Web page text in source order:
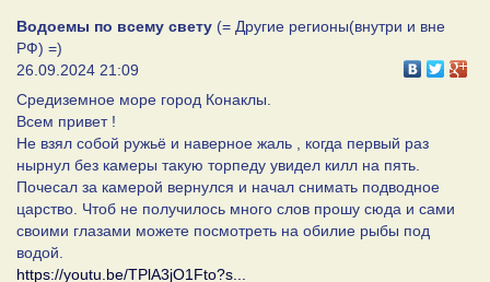
Водоемы по всему свету (= Другие регионы(внутри и вне
РФ) =)
26.09.2024 21:09
Средиземное море город Конаклы.
Всем привет !
Не взял собой ружьё и наверное жаль , когда первый раз
нырнул без камеры такую торпеду увидел килл на пять.
Почесал за камерой вернулся и начал снимать подводное
царство. Чтоб не получилось много слов прошу сюда и сами
своими глазами можете посмотреть на обилие рыбы под
водой.
https://youtu.be/TPlA3jO1Fto?s...